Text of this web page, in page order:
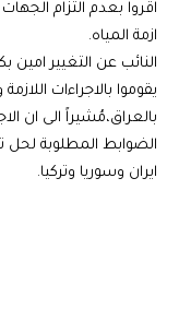
اقروا بعدم التزام
ازمة المياه.
النائب عن التغيير امين
يقوموا بالاجراءات
بالعراق،مُشيراً الى ان
الضوابط المطلوبة لحل
ايران وسوريا وتركيا.